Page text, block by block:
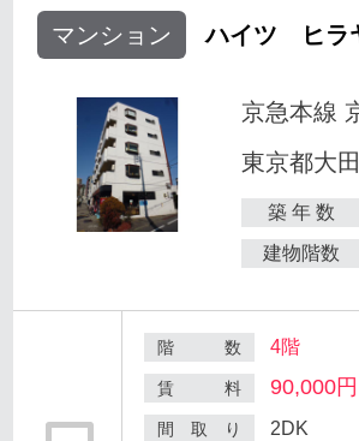
マンション ハイツ ヒラ
京急本線
東京都大
築 年 数
建物階数
階 数 4階
賃 料 90,000円
間 取 り 2DK